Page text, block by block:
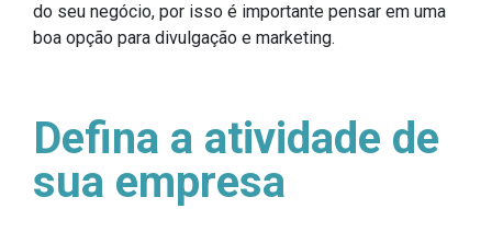
do seu negócio, por isso é importante pensar em uma
boa opção para divulgação e marketing.
Defina a atividade de
sua empresa